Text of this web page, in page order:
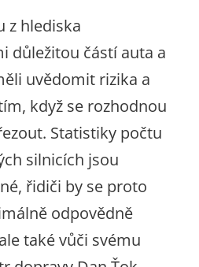
z hlediska
důležitou částí auta a
uvědomit rizika a
když se rozhodnou
Statistiky počtu
silnicích jsou
řidiči by se proto
odpovědně
také vůči svému